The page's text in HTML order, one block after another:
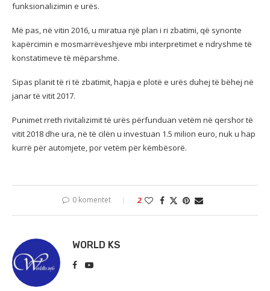
funksionalizimin e urës.
Më pas, në vitin 2016, u miratua një plan i ri zbatimi, që synonte
kapërcimin e mosmarrëveshjeve mbi interpretimet e ndryshme të
konstatimeve të mëparshme.
Sipas planit të ri të zbatimit, hapja e plotë e urës duhej të bëhej në
janar të vitit 2017.
Punimet rreth rivitalizimit të urës përfunduan vetëm në qershor të
vitit 2018 dhe ura, në të cilën u investuan 1.5 milion euro, nuk u hap
kurrë për automjete, por vetëm për këmbësorë.
0 komentet 2
WORLD KS